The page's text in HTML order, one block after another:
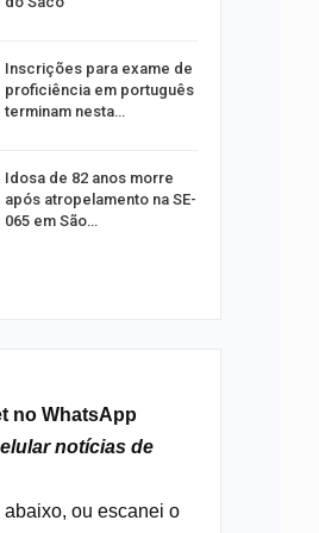
Inscrições para exame de
proficiência em português
terminam nesta…
Idosa de 82 anos morre
após atropelamento na SE-
065 em São…
no WhatsApp
notícias de
ou escanei o